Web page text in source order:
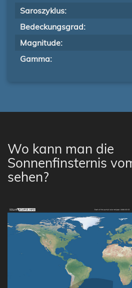
Saroszyklus:
Bedeckungsgrad:
Magnitude:
Gamma:
Wo kann man die
Sonnenfinsternis
sehen?